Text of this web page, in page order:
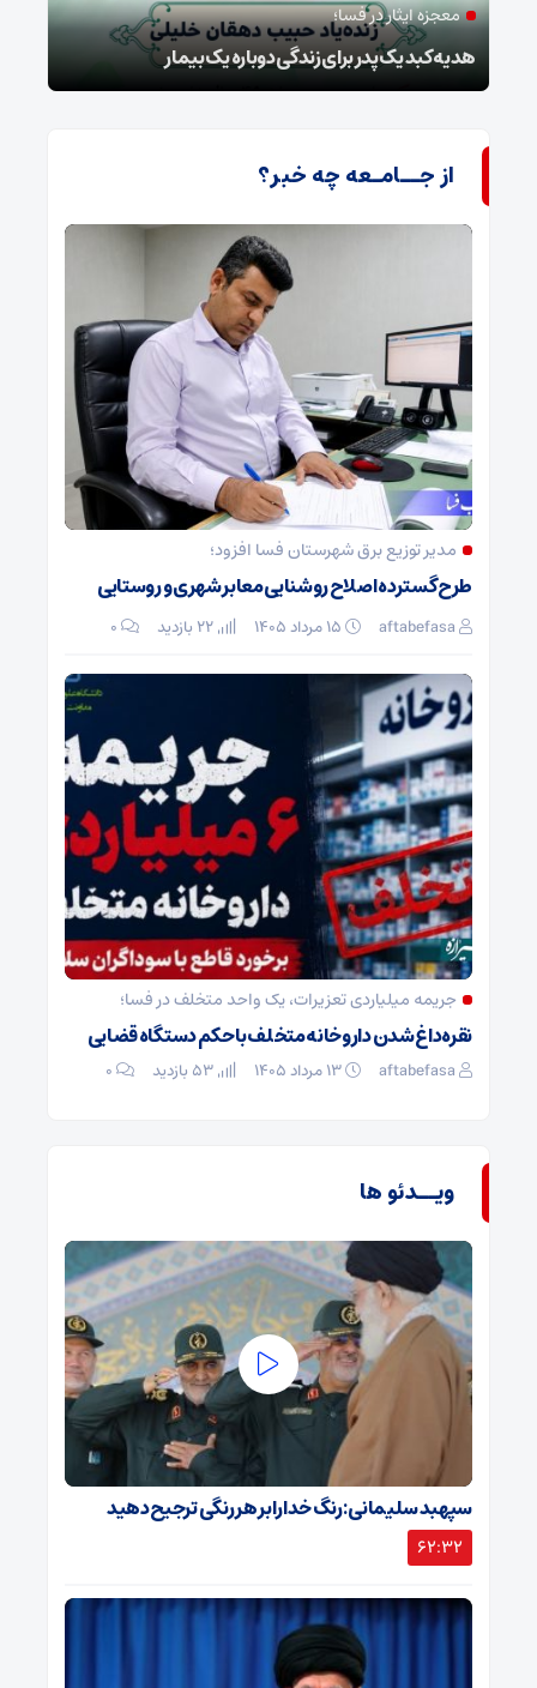
معجزه ایثار در فسا؛
هدیه کبد یک پدر برای زندگی دوباره یک بیمار
از جــامـعه چه خبر؟
مدیر توزیع برق شهرستان فسا افزود؛
طرح گسترده اصلاح روشنایی معابر شهری و روستایی
aftabefasa ۰
جریمه میلیاردی تعزیرات، یک واحد متخلف در فسا؛
نقره‌داغ شدن داروخانه متخلف با حکم دستگاه قضایی
aftabefasa ۰
ویــدئو ها
سپهبد سلیمانی: رنگ خدا را بر هر رنگی ترجیح دهید
62:32